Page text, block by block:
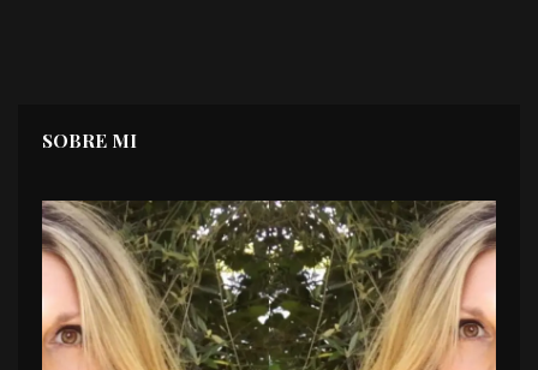
SOBRE MI